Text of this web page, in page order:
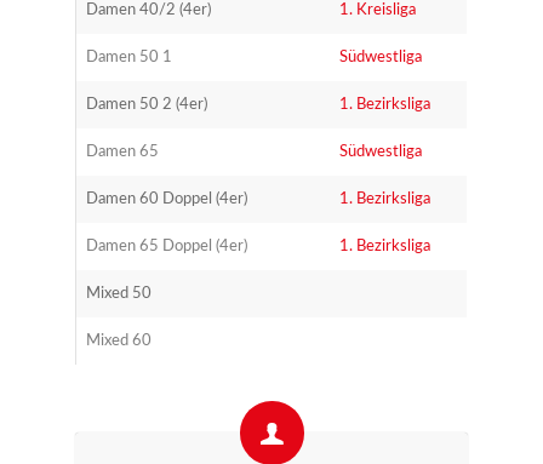
Damen 40/2 (4er) 1. Kreis­li­ga
Damen 50 1 Süd­west­li­ga
Damen 50 2 (4er) 1. Bezirks­li­ga
Damen 65 Süd­west­li­ga
Damen 60 Dop­pel (4er) 1. Bezirks­li­ga
Damen 65 Dop­pel (4er) 1. Bezirks­li­ga
Mixed 50
Mixed 60